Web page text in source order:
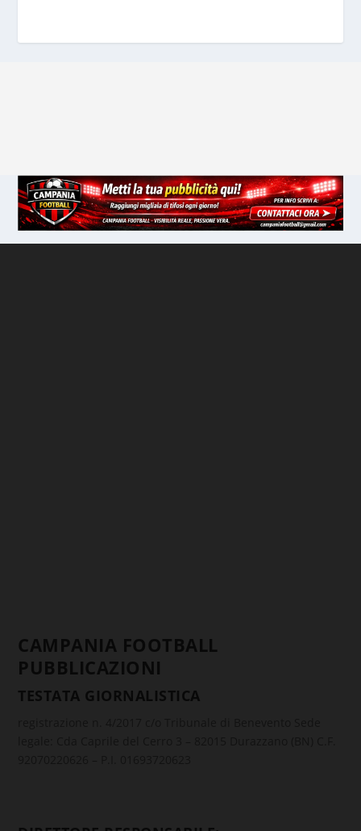
CAMPANIA FOOTBALL
PUBBLICAZIONI
TESTATA GIORNALISTICA